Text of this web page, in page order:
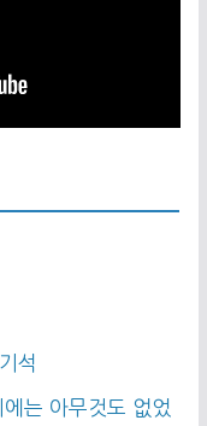
석
는 아무것도 없었